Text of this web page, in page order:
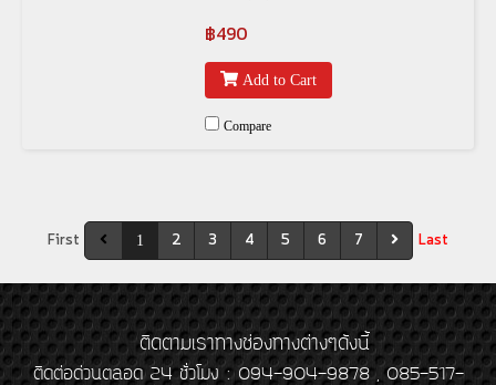
฿490
Add to Cart
Compare
First 1 2 3 4 5 6 7 Last
ติดตามเราทางช่องทางต่างๆดังนี้
ติดต่อด่วนตลอด 24 ชั่วโมง : 094-904-9878 , 085-517-